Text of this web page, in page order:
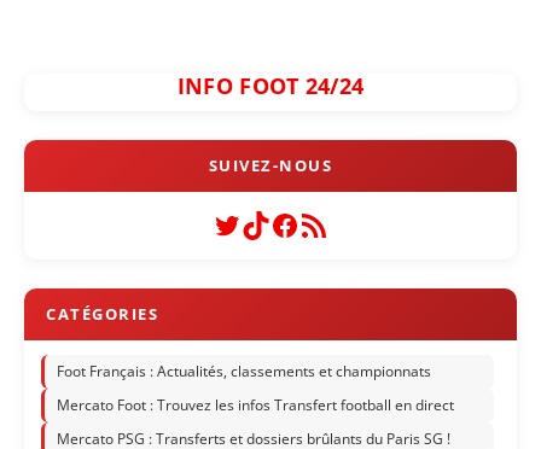
INFO FOOT 24/24
Twitter
TikTok
Facebook
Flux RSS
Foot Français : Actualités, classements et championnats
Mercato Foot : Trouvez les infos Transfert football en direct
Mercato PSG : Transferts et dossiers brûlants du Paris SG !